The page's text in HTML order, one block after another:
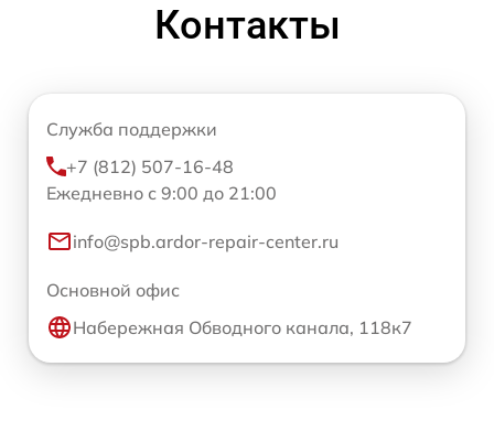
Контакты
Служба поддержки
+7 (812) 507-16-48
Ежедневно с 9:00 до 21:00
info@spb.ardor-repair-center.ru
Основной офис
Набережная Обводного канала, 118к7